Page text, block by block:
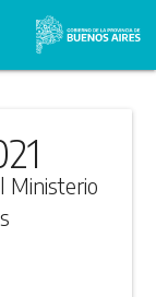
Ministerio